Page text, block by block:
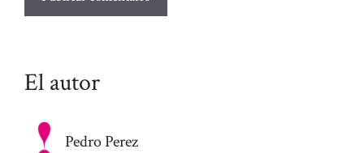
El autor
Pedro Perez